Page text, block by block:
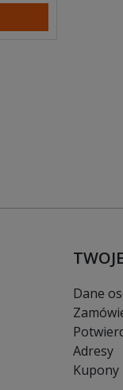
Dane
Adresy
Kupony